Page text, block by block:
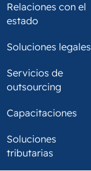
Relaciones con el
estado
Soluciones legales
Servicios de
outsourcing
Capacitaciones
Soluciones
tributarias